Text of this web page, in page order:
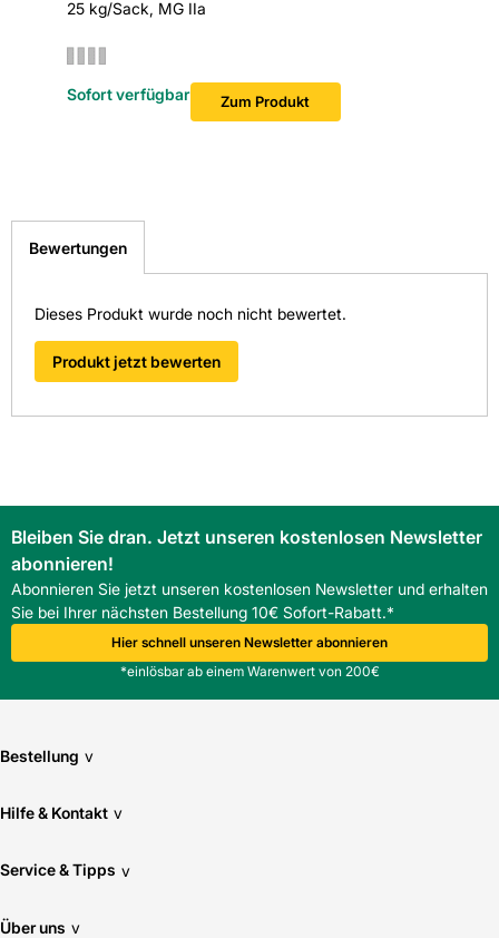
EAN: 2020300600180
25 kg/Sack, MG IIa
Zum Produkt
Sofort verfügbar
Bewertungen
Dieses Produkt wurde noch nicht bewertet.
Produkt jetzt bewerten
Bleiben Sie dran. Jetzt unseren kostenlosen Newsletter
abonnieren!
Abonnieren Sie jetzt unseren kostenlosen Newsletter und erhalten
Sie bei Ihrer nächsten Bestellung 10€ Sofort-Rabatt.*
Hier schnell unseren Newsletter abonnieren
*einlösbar ab einem Warenwert von 200€
Bestellung v
Hilfe & Kontakt v
Service & Tipps v
Über uns v